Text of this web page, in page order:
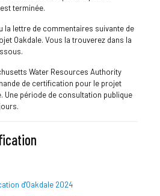
terminée.
la lettre de commentaires suivante de
Oakdale. Vous la trouverez dans la
Water Resources Authority
de certification pour le projet
Une période de consultation publique
d'Oakdale 2024